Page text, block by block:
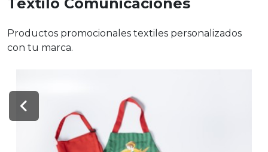
Productos promocionales textiles personalizados
con tu marca.